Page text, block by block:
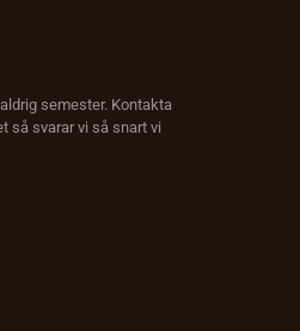
semester. Kontakta
så svarar vi så snart vi